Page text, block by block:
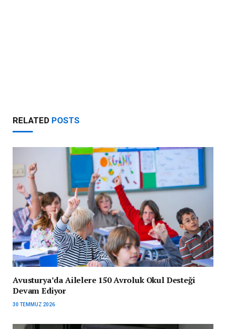
RELATED POSTS
Avusturya’da Ailelere 150 Avroluk Okul Desteği
Devam Ediyor
30 TEMMUZ 2026